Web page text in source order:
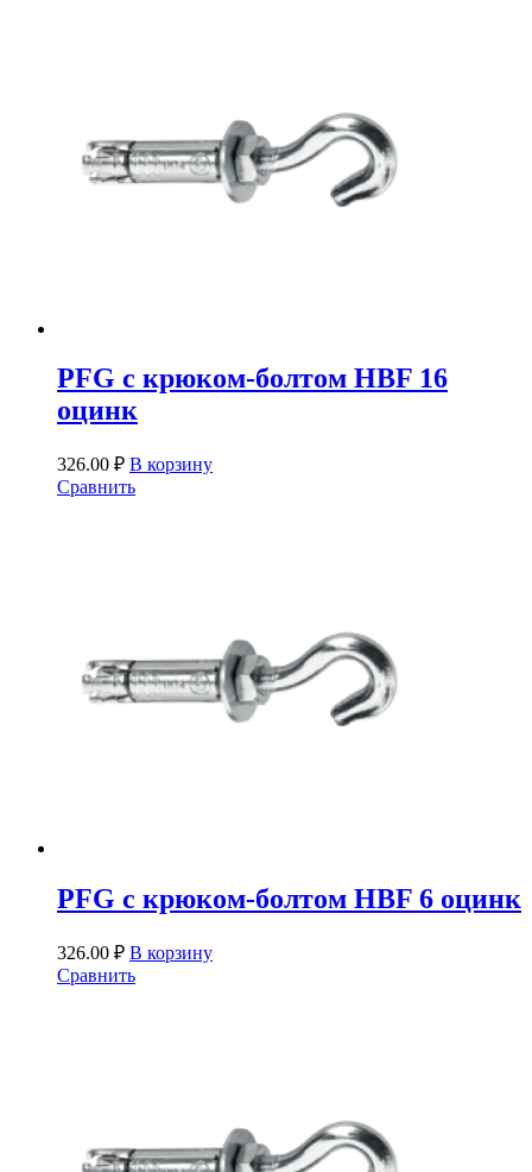
PFG c крюком-болтом HBF 16
оцинк
326.00 ₽ В корзину
Сравнить
PFG c крюком-болтом HBF 6 оцинк
326.00 ₽ В корзину
Сравнить